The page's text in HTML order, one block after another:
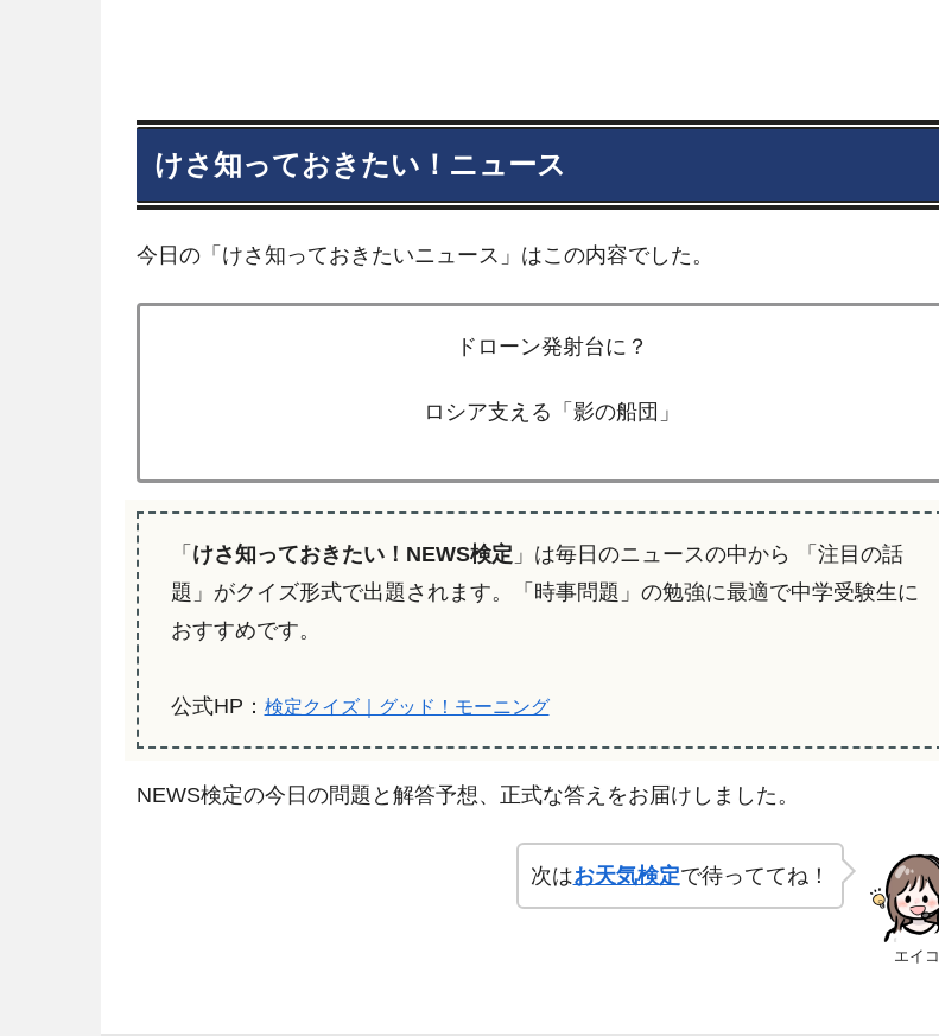
けさ知っておきたい！ニュース
今日の「けさ知っておきたいニュース」はこの内容でした。
ドローン発射台に？
ロシア支える「影の船団」
「 けさ知っておきたい！NEWS検定 」は毎日のニュースの中から 「注目の話
題」がクイズ形式で出題されます。「時事問題」の勉強に最適で中学受験生に
おすすめです。
公式HP： 検定クイズ｜グッド！モーニング
NEWS検定の今日の問題と解答予想、正式な答えをお届けしました。
エイコ
次はお天気検定で待っててね！